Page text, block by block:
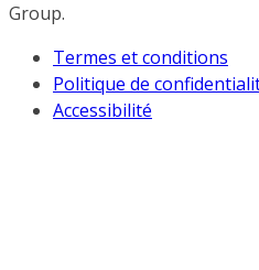
Group.
Termes et conditions
Politique de
Accessibilité